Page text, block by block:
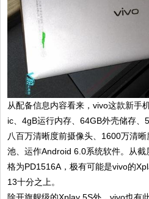
从配备信息内容看来，vivo这款新手
ic、4gB运行内存、64GB外壳储存、
八百万清晰度前摄像头、1600万清
池、运作Android 6.0系统软件。从
格为PD1516A，极有可能是vivo的
13十分之上。